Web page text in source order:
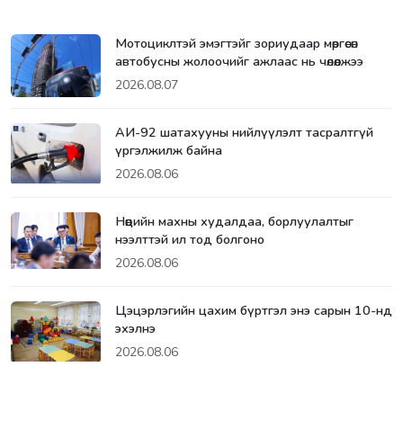
Мотоциклтэй эмэгтэйг зориудаар мөргөсөн
автобусны жолоочийг ажлаас нь чөлөөлжээ
2026.08.07
АИ-92 шатахууны нийлүүлэлт тасралтгүй
үргэлжилж байна
2026.08.06
Нөөцийн махны худалдаа, борлуулалтыг
нээлттэй ил тод болгоно
2026.08.06
Цэцэрлэгийн цахим бүртгэл энэ сарын 10-нд
эхэлнэ
2026.08.06